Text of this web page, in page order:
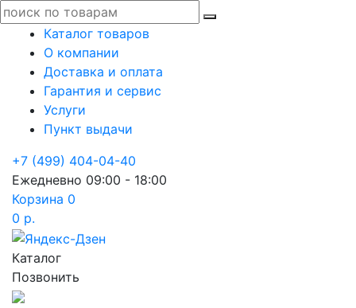
Каталог товаров
О компании
Доставка и оплата
Гарантия и сервис
Услуги
Пункт выдачи
+7 (499) 404-04-40
Ежедневно 09:00 - 18:00
Корзина 0
0 р.
Каталог
Позвонить